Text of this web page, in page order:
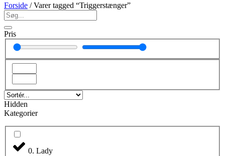
Forside / Varer tagged “Triggerstænger”
Pris
Hidden
Kategorier
0. Lady